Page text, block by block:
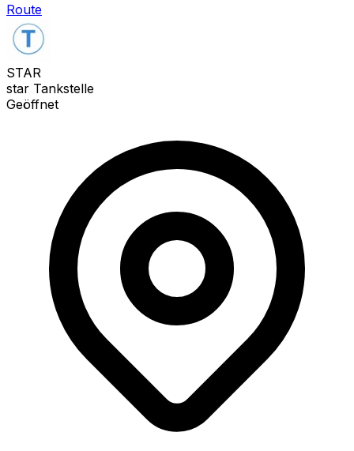
Route
STAR
star Tankstelle
Geöffnet